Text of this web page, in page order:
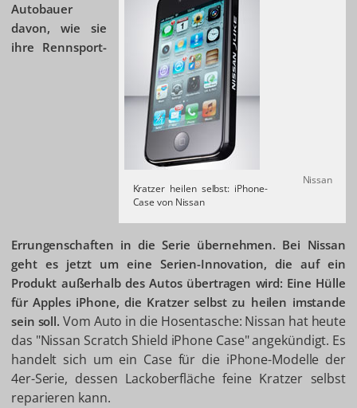
Nissan
Kratzer heilen selbst: iPhone-
Case von Nissan
Autobauer
davon, wie sie
ihre Rennsport-
Errungenschaften in die Serie übernehmen. Bei Nissan
geht es jetzt um eine Serien-Innovation, die auf ein
Produkt außerhalb des Autos übertragen wird: Eine Hülle
für Apples iPhone, die Kratzer selbst zu heilen imstande
sein soll.Vom Auto in die Hosentasche: Nissan hat heute
das "Nissan Scratch Shield iPhone Case" angekündigt. Es
handelt sich um ein Case für die iPhone-Modelle der
4er-Serie, dessen Lackoberfläche feine Kratzer selbst
reparieren kann.